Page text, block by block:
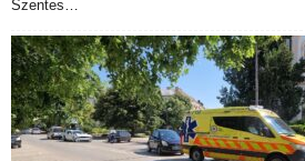
Szentes…